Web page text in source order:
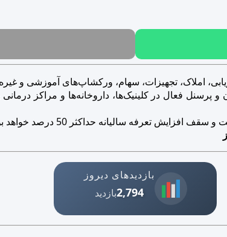
املاک، تجهیزات، سهام، ورکشاپ‌های آموزشی و
فعال در کلینیک‌ها، داروخانه‌ها و مراکز
تعرفه سالیانه حداکثر 50 درصد خواهد بود.
بازدیدهای دیروز
2,794بازدید